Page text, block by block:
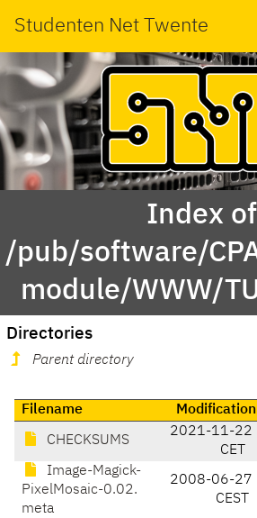
Studenten Net Twente
Index of
/pub/software/
module/WWW/
Directories
Parent directory
Filename
CHECKSUMS
2021-11-22
CET
Image-Magick-
PixelMosaic-0.02.
meta
2008-06-27
CEST